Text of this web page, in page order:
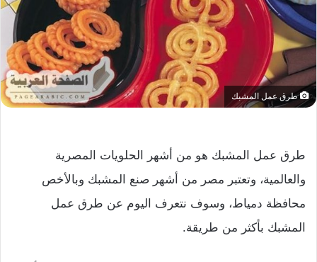
طرق عمل المشبك
طرق عمل المشبك هو من أشهر الحلويات المصرية
والعالمية، وتعتبر مصر من أشهر صنع المشبك وبالأخص
محافظة دمياط، وسوف نتعرف اليوم عن طرق عمل
المشبك بأكثر من طريقة.